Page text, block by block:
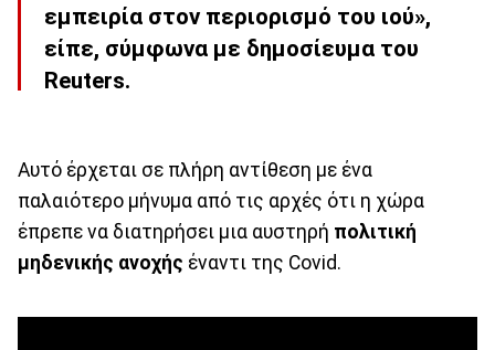
εμπειρία στον περιορισμό του ιού»,
είπε, σύμφωνα με δημοσίευμα του
Reuters.
Αυτό έρχεται σε πλήρη αντίθεση με ένα
παλαιότερο μήνυμα από τις αρχές ότι η χώρα
έπρεπε να διατηρήσει μια αυστηρή πολιτική
μηδενικής ανοχής έναντι της Covid.